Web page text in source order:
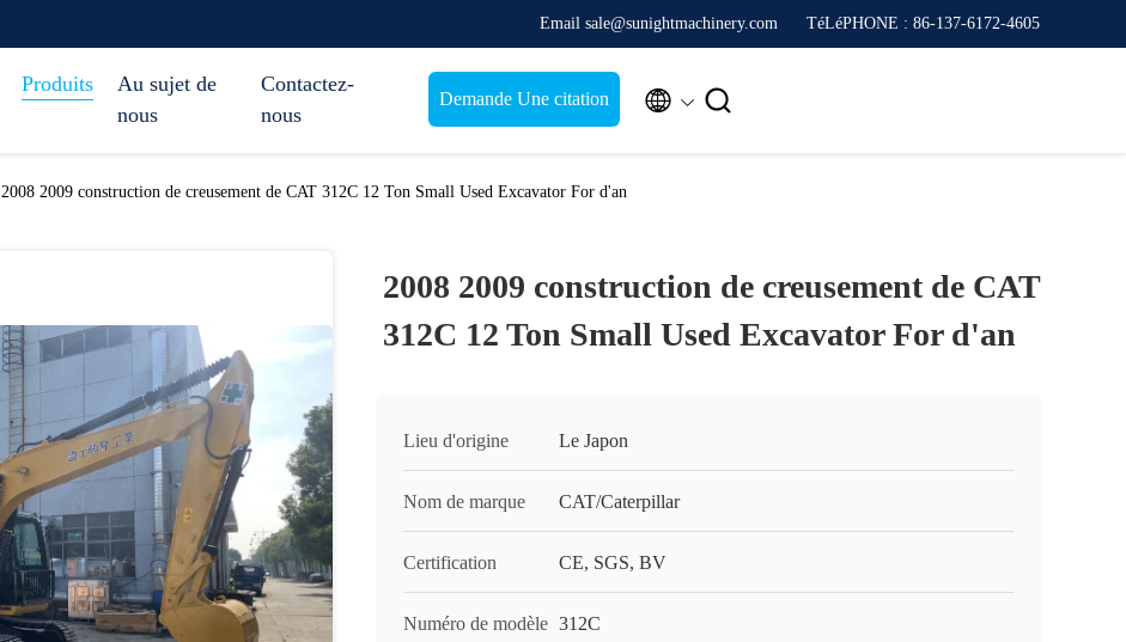
Email sale@sunightmachinery.com TéLéPHONE : 86-137-6172-4605
Produits
Au sujet de
nous
Contactez-
nous
Demande Une citation  
2008 2009 construction de creusement de CAT 312C 12 Ton Small Used Excavator For d'an
2008 2009 construction de creusement de CAT
312C 12 Ton Small Used Excavator For d'an
Lieu d'origine Le Japon
Nom de marque CAT/Caterpillar
Certification CE, SGS, BV
Numéro de modèle 312C